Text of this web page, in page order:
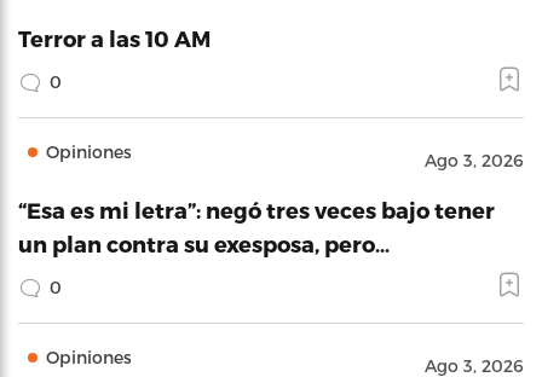
Terror a las 10 AM
0
Opiniones Ago 3, 2026
“Esa es mi letra”: negó tres veces bajo tener
un plan contra su exesposa, pero…
0
Opiniones Ago 3, 2026